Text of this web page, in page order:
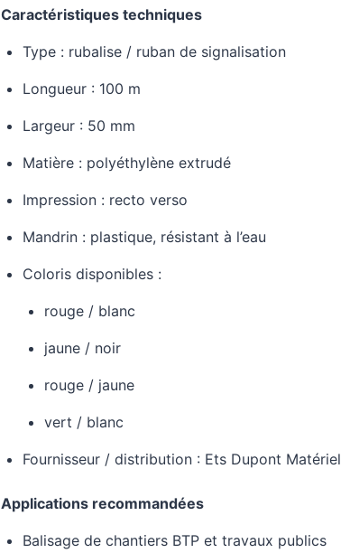
Caractéristiques techniques
Type : rubalise / ruban de signalisation
Longueur : 100 m
Largeur : 50 mm
Matière : polyéthylène extrudé
Impression : recto verso
Mandrin : plastique, résistant à l’eau
Coloris disponibles :
rouge / blanc
jaune / noir
rouge / jaune
vert / blanc
Fournisseur / distribution : Ets Dupont Matériel
Applications recommandées
Balisage de chantiers BTP et travaux publics